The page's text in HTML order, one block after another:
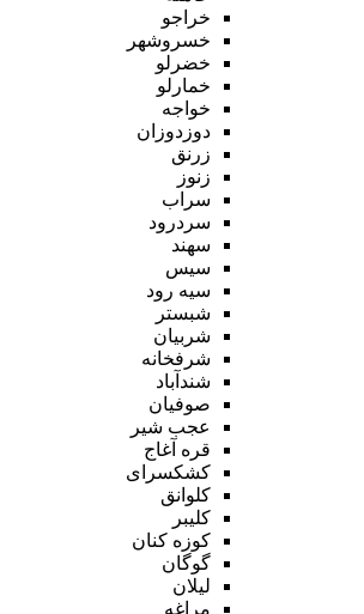
خراجو
خسروشهر
خضرلو
خمارلو
خواجه
دوزدوزان
زرنق
زنوز
سراب
سردرود
سهند
سیس
سیه رود
شبستر
شربیان
شرفخانه
شندآباد
صوفیان
عجب شیر
قره آغاج
کشکسرای
کلوانق
کلیبر
کوزه کنان
گوگان
لیلان
مراغه